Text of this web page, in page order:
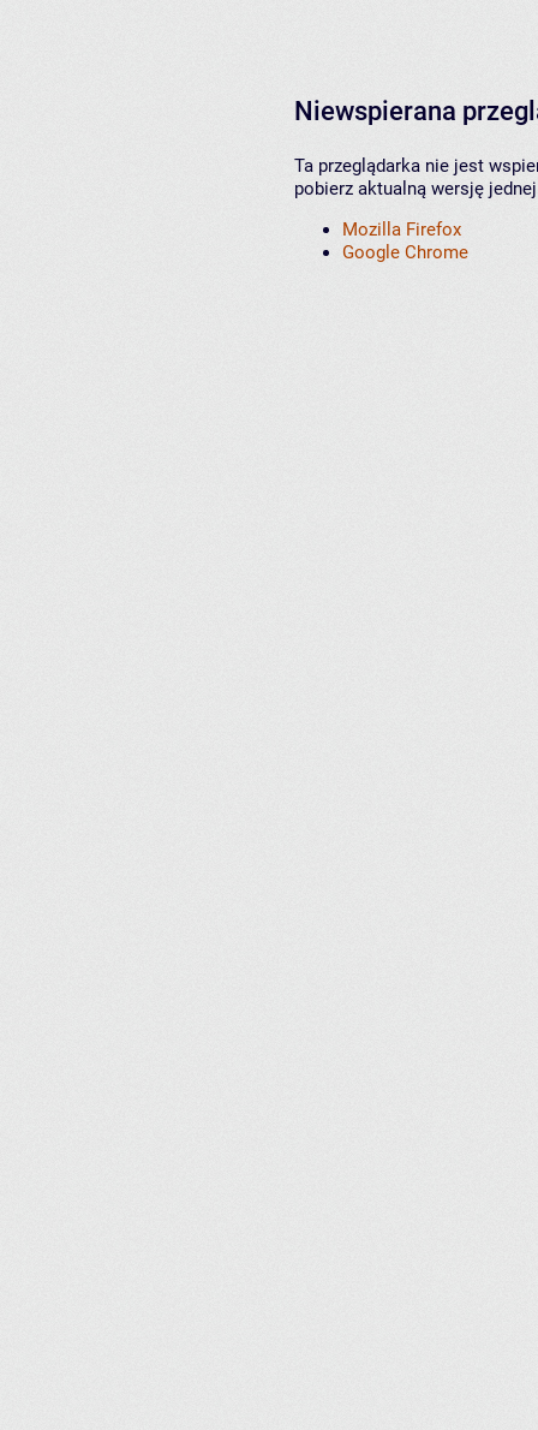
Niewspierana
Ta przeglądarka nie jest
pobierz aktualną wersję
Mozilla Firefox
Google Chrome